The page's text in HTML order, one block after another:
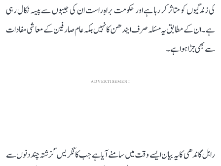
کی زندگیوں کو متاثر کر رہا ہے اور حکومت براہِ راست ان کی جیبوں سے پیسہ نکال رہی
ہے۔ ان کے مطابق یہ مسئلہ صرف ایندھن کا نہیں بلکہ عام صارفین کے معاشی مفادات
سے بھی جڑا ہوا ہے۔
ADVERTISEMENT
راہل گاندھی کا یہ بیان ایسے وقت میں سامنے آیا ہے جب کانگریس گزشتہ چند دنوں سے